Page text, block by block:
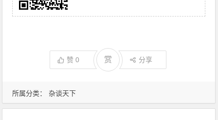
所属分类： 杂谈天下
赞0 赏 分享